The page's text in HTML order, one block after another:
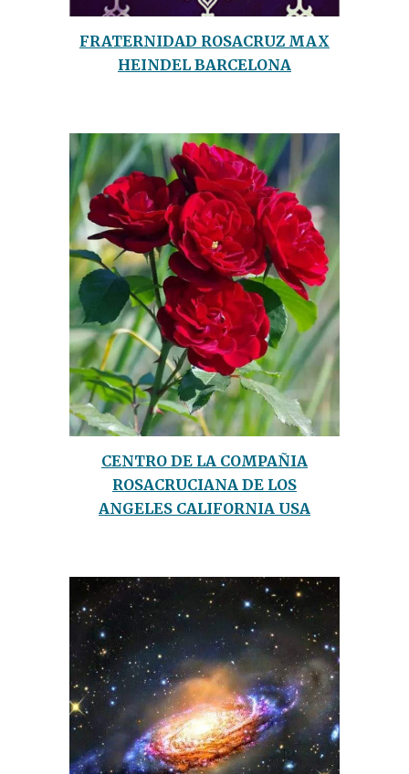
FRATERNIDAD ROSACRUZ MAX
HEINDEL BARCELONA
CENTRO DE LA COMPAÑIA
ROSACRUCIANA DE LOS
ANGELES CALIFORNIA USA